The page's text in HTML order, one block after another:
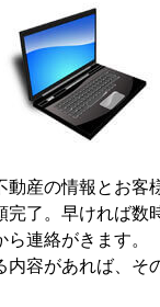
動産の情報とお客
完了。早ければ数
連絡がきます。
内容があれば、そ